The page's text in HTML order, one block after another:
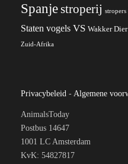
Spanjestroperij stropers
Staten vogels VS Wakker Dier
Zuid-Afrika
Privacybeleid - Algemene
AnimalsToday
Postbus 14647
1001 LC Amsterdam
KvK: 54827817